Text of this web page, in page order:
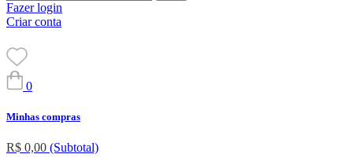
Fazer login
Criar conta
0
Minhas compras
R$ 0,00 (Subtotal)